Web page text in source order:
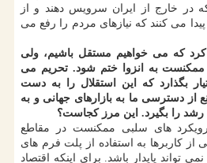
در خارج از ایران سرویس دهند و از
می کنند که نیازهای مردم را رفع می
که می خواهیم مستقل باشیم، ولی
ممکنست به انزوا ختم شود. تحریم می
بگذارد که این استقلال را به دست
از دسترسی ما به بازارهای جهانی و به
را بگیرد. این مرز کجاست؟
های سلبی ممکنست در مقاطع
کاربرها به استفاده از پلت فرم های
تواند پایدار باشد. برای اینکه اقتصاد